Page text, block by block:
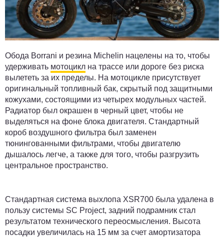
Обода Borrani и резина Michelin нацелены на то, чтобы
удерживать мотоцикл на трассе или дороге без риска
вылететь за их пределы. На мотоцикле присутствует
оригинальный топливный бак, скрытый под защитными
кожухами, состоящими из четырех модульных частей.
Радиатор был окрашен в черный цвет, чтобы не
выделяться на фоне блока двигателя. Стандартный
короб воздушного фильтра был заменен
тюнингованными фильтрами, чтобы двигателю
дышалось легче, а также для того, чтобы разгрузить
центральное пространство.
Стандартная система выхлопа XSR700 была удалена в
пользу системы SC Project, задний подрамник стал
результатом технического переосмысления. Высота
посадки увеличилась на 15 мм за счет амортизатора